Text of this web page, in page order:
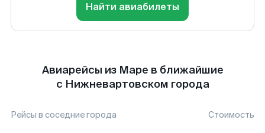
Найти авиабилеты
Авиарейсы из Маре в ближайшие
с Нижневартовском города
Рейсы в соседние города Стоимость